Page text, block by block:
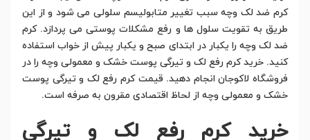
کرم ضد لک وچه سبب تغییر متابولیسم سلولی می شود و از این
طریق به تقویت سلول ها و رفع مشکلات پوستی می پردازد. کرم
ضد لک وچه را یکبار در ابتدای صبح و یکبار پیش از خواب استفاده
کنید. خرید کرم رفع لک و تیرگی پوست خشک و معمولی وچه را در
فروشگاه لاکوجان انجام دهید. قیمت کرم رفع لک و تیرگی پوست
خشک و معمولی وچه از لحاظ اقتصادی مقرون به صرفه است.
خرید کرم رفع لک و تیرگی